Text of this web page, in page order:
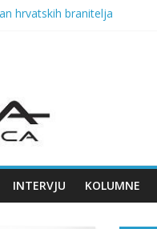
hrvatskih branitelja
INTERVJU KOLUMNE